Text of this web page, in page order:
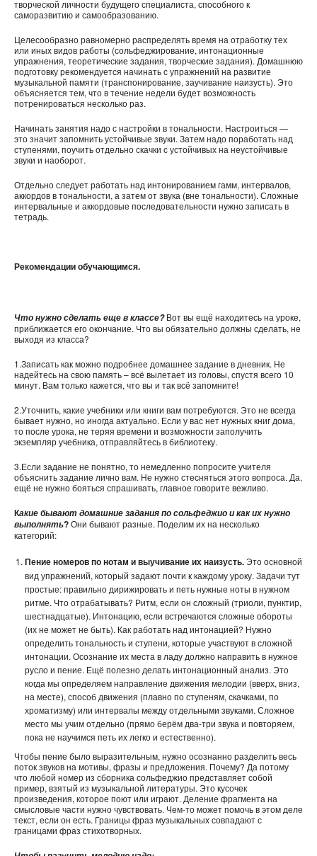
творческой личности будущего специалиста, способного к
саморазвитию и самообразованию.
Целесообразно равномерно распределять время на отработку тех
или иных видов работы (сольфеджирование, интонационные
упражнения, теоретические задания, творческие задания). Домашнюю
подготовку рекомендуется начинать с упражнений на развитие
музыкальной памяти (транспонирование, заучивание наизусть). Это
объясняется тем, что в течение недели будет возможность
потренироваться несколько раз.
Начинать занятия надо с настройки в тональности. Настроиться —
это значит запомнить устойчивые звуки. Затем надо поработать над
ступенями, поучить отдельно скачки с устойчивых на неустойчивые
звуки и наоборот.
Отдельно следует работать над интонированием гамм, интервалов,
аккордов в тональности, а затем от звука (вне тональности). Сложные
интервальные и аккордовые последовательности нужно записать в
тетрадь.
Рекомендации обучающимся.
Что нужно сделать еще в классе?Вот вы ещё находитесь на уроке,
приближается его окончание. Что вы обязательно должны сделать, не
выходя из класса?
1.Записать как можно подробнее домашнее задание в дневник. Не
надейтесь на свою память – всё вылетает из головы, спустя всего 10
минут. Вам только кажется, что вы и так всё запомните!
2.Уточнить, какие учебники или книги вам потребуются. Это не всегда
бывает нужно, но иногда актуально. Если у вас нет нужных книг дома,
то после урока, не теряя времени и возможности заполучить
экземпляр учебника, отправляйтесь в библиотеку.
3.Если задание не понятно, то немедленно попросите учителя
объяснить задание лично вам. Не нужно стесняться этого вопроса. Да,
ещё не нужно бояться спрашивать, главное говорите вежливо.
Какие бывают домашние задания по сольфеджио и как их нужно
выполнять?Они бывают разные. Поделим их на несколько
категорий:
Пение номеров по нотам и выучивание их наизусть.Это основной
вид упражнений, который задают почти к каждому уроку. Задачи тут
простые: правильно дирижировать и петь нужные ноты в нужном
ритме. Что отрабатывать? Ритм, если он сложный (триоли, пунктир,
шестнадцатые). Интонацию, если встречаются сложные обороты
(их не может не быть). Как работать над интонацией? Нужно
определить тональность и ступени, которые участвуют в сложной
интонации. Осознание их места в ладу должно направить в нужное
русло и пение. Ещё полезно делать интонационный анализ. Это
когда мы определяем направление движения мелодии (вверх, вниз,
на месте), способ движения (плавно по ступеням, скачками, по
хроматизму) или интервалы между отдельными звуками. Сложное
место мы учим отдельно (прямо берём два-три звука и повторяем,
пока не научимся петь их легко и естественно).
Чтобы пение было выразительным, нужно осознанно разделить весь
поток звуков на мотивы, фразы и предложения. Почему? Да потому
что любой номер из сборника сольфеджио представляет собой
пример, взятый из музыкальной литературы. Это кусочек
произведения, которое поют или играют. Деление фрагмента на
смысловые части нужно чувствовать. Чем-то может помочь в этом деле
текст, если он есть. Границы фраз музыкальных совпадают с
границами фраз стихотворных.